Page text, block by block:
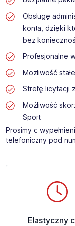
Obsługę
konta, dzięki
bez
Profesjonalne
Możliwość
Strefę licytacji
Możliwość
Sport
Prosimy o
telefoniczny pod
Elastyczny